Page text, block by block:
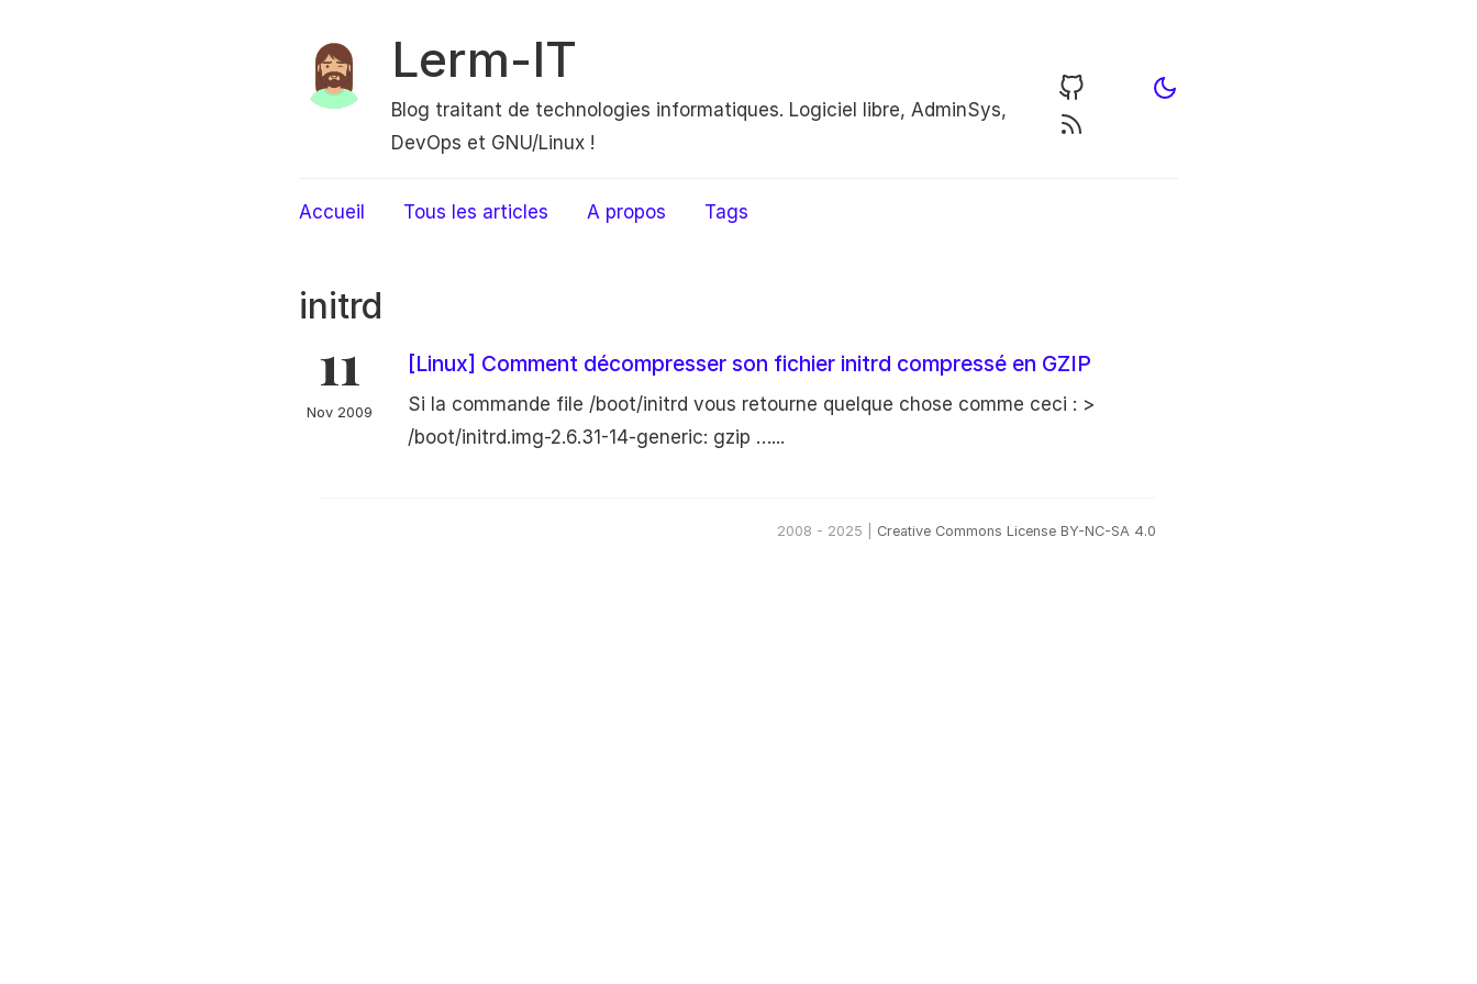
Lerm-IT
Blog traitant de technologies informatiques. Logiciel libre, AdminSys,
DevOps et GNU/Linux !
Accueil Tous les articles A propos Tags
initrd
11
Nov 2009
[Linux] Comment décompresser son fichier initrd compressé en GZIP
Si la commande file /boot/initrd vous retourne quelque chose comme ceci : >
/boot/initrd.img-2.6.31-14-generic: gzip …...
2008 - 2025 | Creative Commons License BY-NC-SA 4.0